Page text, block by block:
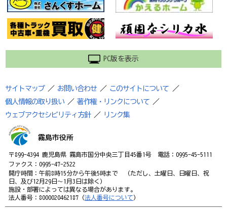
PC版を表示
サイトマップ ／ お問い合わせ ／ このサイトについて
／
個人情報の取り扱い
／ 著作権・リンクについて
／
ウェブアクセシビリティ方針
／ リンク集
霧島市役所
〒899-4394 鹿児島県 霧島市国分中央三丁目45番1号 電話：0995-45-5111
ファクス：0995-47-2522
開庁時間：午前8時15分から午後5時まで （ただし、土曜日、日曜日、祝
日、及び12月29日～1月3日は除く）
施設・部署によっては異なる場合があります。
法人番号：8000020462187（法人番号について）